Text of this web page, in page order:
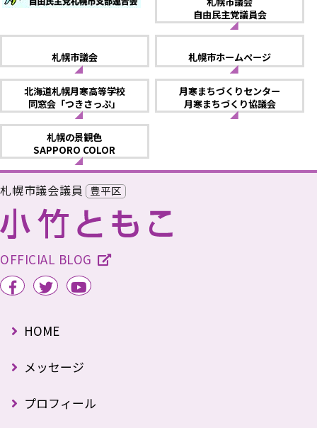
自由民主党議員会
札幌市議会 札幌市ホームページ
北海道札幌月寒高等学校
同窓会「つきさっぷ」
月寒まちづくりセンター
月寒まちづくり協議会
札幌の景観色
SAPPORO COLOR
札幌市議会議員 豊平区
OFFICIAL BLOG
HOME
メッセージ
プロフィール